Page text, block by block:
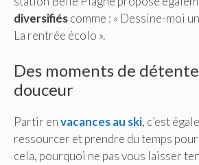
diversifiéscomme : « Dessine-moi
La rentrée écolo ».
Des moments de
douceur
Partir envacances au ski, c’est
ressourcer et prendre du temps
cela, pourquoi ne pas vous laisser